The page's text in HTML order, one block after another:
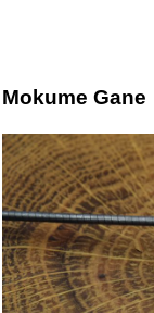
Mokume Gane